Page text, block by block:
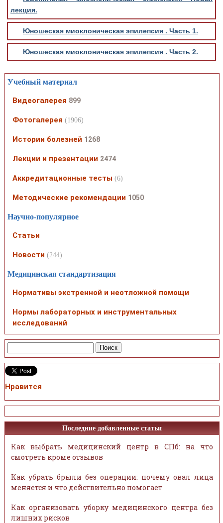
лекция.
Юношеская миоклоническая эпилепсия . Часть 1.
Юношеская миоклоническая эпилепсия . Часть 2.
Учебный материал
Видеогалерея 899
Фотогалерея (1906)
Истории болезней 1268
Лекции и презентации 2474
Аккредитационные тесты (6)
Методические рекомендации 1050
Научно-популярное
Статьи
Новости (244)
Медицинская стандартизация
Нормативы экстренной и неотложной помощи
Нормы лабораторных и инструментальных
исследований
Нравится
Последние добавленные статьи
Как выбрать медицинский центр в СПб: на что
смотреть кроме отзывов
Как убрать брыли без операции: почему овал лица
меняется и что действительно помогает
Как организовать уборку медицинского центра без
лишних рисков